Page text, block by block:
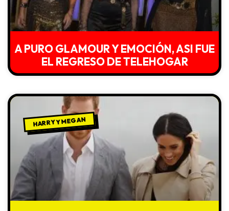
A PURO GLAMOUR Y EMOCIÓN, ASI FUE
EL REGRESO DE TELEHOGAR
HARRY Y MEGAN